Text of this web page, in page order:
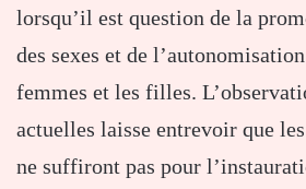
lorsqu’il est question de la
des sexes et de
femmes et les filles.
actuelles laisse entrevoir que
ne suffiront pas pour